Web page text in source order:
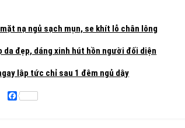
nạ ngủ sạch mụn, se khít lỗ chân lông
da đẹp, dáng xinh hút hồn người đối diện
lập tức chỉ sau 1 đêm ngủ dậy
Facebook